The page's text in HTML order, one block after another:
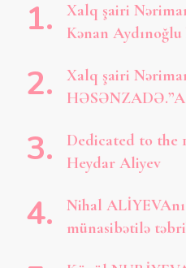
Xalq şairi
Kənan
Xalq şairi
Dedicated to the
Heydar Aliyev
Nihal
münasibətilə